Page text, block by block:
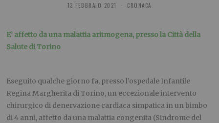
13 FEBBRAIO 2021 CRONACA
E’ affetto da una malattia aritmogena, presso la Città della
Salute di Torino
Eseguito qualche giorno fa, presso l’ospedale Infantile
Regina Margherita di Torino, un eccezionale intervento
chirurgico di denervazione cardiaca simpatica in un bimbo
di 4 anni, affetto da una malattia congenita (Sindrome del